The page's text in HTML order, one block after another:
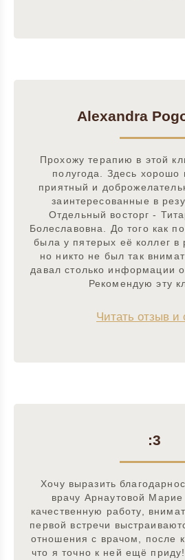
Alexandra
Прохожу терапию в этой
полугода. Здесь хорошо
приятный и
заинтересованные в
Отдельный восторг -
Болеславовна. До того как
была у пятерых её коллег в
но никто не был так
давал столько информации
Рекомендую эту
Читать отзыв и
:3
Хочу выразить
врачу Арнаутовой Марие
качественную работу,
первой встречи
отношения с врачом, после
что я точно к ней ещё